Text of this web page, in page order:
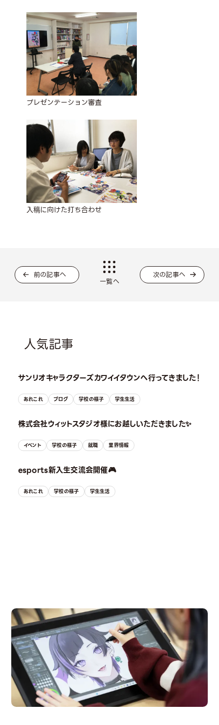
プレゼンテーション審査
入稿に向けた打ち合わせ
前の記事へ
一覧へ
次の記事へ
人気記事
サンリオキャラクターズカワイイタウンへ行ってきました！
あれこれ ブログ 学校の様子 学生生活
株式会社ウィットスタジオ様にお越しいただきました✨
イベント 学校の様子 就職 業界情報
esports新入生交流会開催🎮
あれこれ 学校の様子 学生生活
Campus Open